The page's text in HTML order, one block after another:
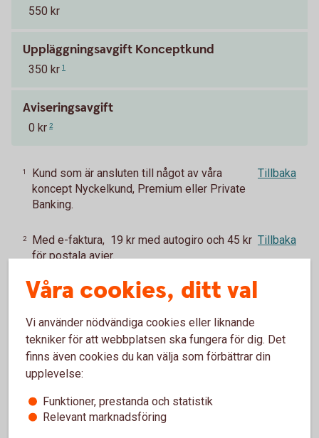
550 kr
Uppläggningsavgift Konceptkund
350 kr 1
Aviseringsavgift
0 kr 2
1
Kund som är ansluten till något av våra
koncept Nyckelkund, Premium eller Private
Banking.
Tillbaka
2
Med e-faktura, 19 kr med autogiro och 45 kr
för postala avier.
Tillbaka
Vad vill du låna till?
Låna tillbåt
Låna tillMC
Låna tillhusvagn
Våra cookies, ditt val
Vi använder nödvändiga cookies eller liknande
tekniker för att webbplatsen ska fungera för dig. Det
finns även cookies du kan välja som förbättrar din
upplevelse:
Funktioner, prestanda och statistik
Relevant marknadsföring